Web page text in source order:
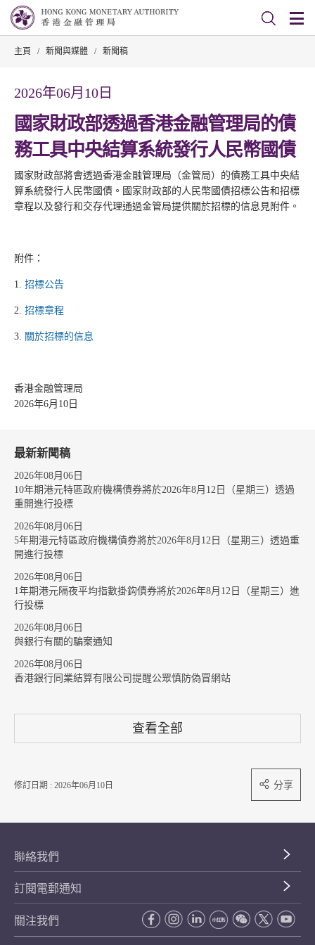
主頁 / 新聞與媒體 / 新聞稿
2026年06月10日
國家財政部透過香港金融管理局的債
務工具中央結算系統發行人民幣國債
國家財政部將會透過香港金融管理局（金管局）的債務工具中央結
算系統發行人民幣國債。國家財政部的人民幣國債招標公告和招標
章程以及發行和交存代理通過金管局提供關於招標的信息見附件。
附件：
1. 招標公告
2. 招標章程
3. 關於招標的信息
香港金融管理局
2026年6月10日
最新新聞稿
2026年08月06日
10年期港元特區政府機構債券將於2026年8月12日（星期三）透過
重開進行投標
2026年08月06日
5年期港元特區政府機構債券將於2026年8月12日（星期三）透過重
開進行投標
2026年08月06日
1年期港元隔夜平均指數掛鈎債券將於2026年8月12日（星期三）進
行投標
2026年08月06日
與銀行有關的騙案通知
2026年08月06日
香港銀行同業結算有限公司提醒公眾慎防偽冒網站
查看全部
修訂日期 : 2026年06月10日 分享
聯絡我們
訂閱電郵通知
關注我們